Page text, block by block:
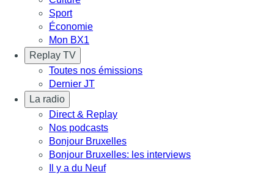
Sport
Économie
Mon BX1
Replay TV
Toutes nos émissions
Dernier JT
La radio
Direct & Replay
Nos podcasts
Bonjour Bruxelles
Bonjour Bruxelles: les interviews
Il y a du Neuf